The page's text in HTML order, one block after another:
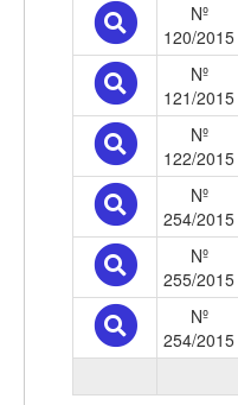
Nº
120/2015
Nº
121/2015
Nº
122/2015
Nº
254/2015
Nº
255/2015
Nº
254/2015